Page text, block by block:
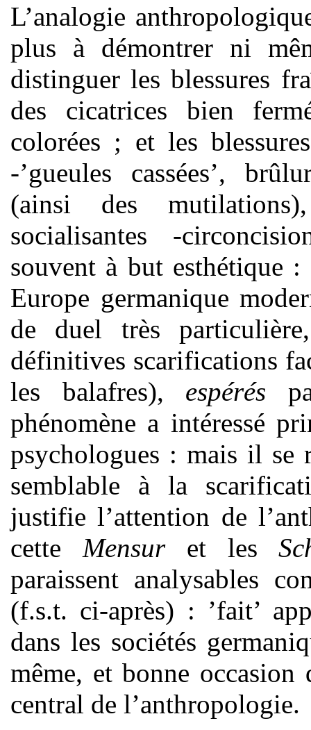
L’analogie
plus à démontrer ni
distinguer les blessures
des cicatrices bien
colorées ; et les
-’gueules cassées’,
(ainsi des
socialisantes -
souvent à but esthétique
Europe germanique
de duel très
définitives scarifications
les balafres), espérés
phénomène a intéressé
psychologues : mais il
semblable à la
justifie l’attention de
cette Mensuret les
paraissent analysables
(f.s.t. ci-après) : ’fait’
dans les sociétés
même, et bonne occasion
central de l’anthropologie.